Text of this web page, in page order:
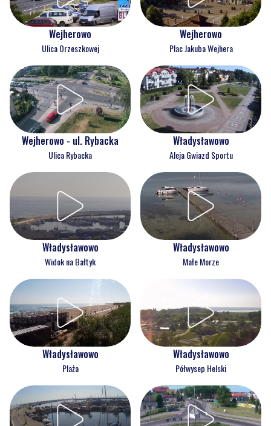
Wejherowo
Ulica Orzeszkowej
Wejherowo
Plac Jakuba Wejhera
Wejherowo - ul. Rybacka
Ulica Rybacka
Władysławowo
Aleja Gwiazd Sportu
Władysławowo
Widok na Bałtyk
Władysławowo
Małe Morze
Władysławowo
Plaża
Władysławowo
Półwysep Helski